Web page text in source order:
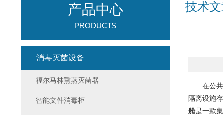
技术
在公共卫
隔离设施
舱是一款
产品中心
PRODUCTS
消毒灭菌设备
福尔马林熏蒸灭菌器
智能文件消毒柜